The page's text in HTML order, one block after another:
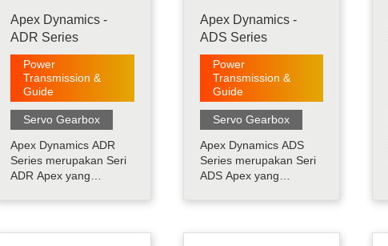
Apex Dynamics -
ADR Series
Power
Transmission &
Guide
Servo Gearbox
Apex Dynamics ADR
Series merupakan Seri
ADR Apex yang
melalui gigi bevel spiral.
perumahan yang
Apex Dynamics -
ADS Series
Power
Transmission &
Guide
Servo Gearbox
Apex Dynamics ADS
Series merupakan Seri
ADS Apex yang
input yang dirancang
kunci dan tapak. produk